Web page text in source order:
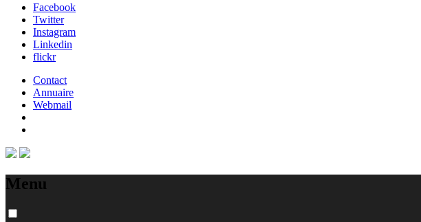
Facebook
Twitter
Instagram
Linkedin
flickr
Contact
Annuaire
Webmail
Menu